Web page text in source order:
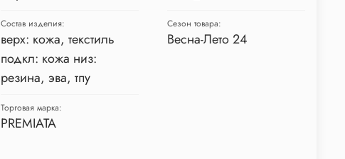
Состав изделия:
верх: кожа, текстиль
подкл: кожа низ:
резина, эва, тпу
Сезон товара:
Весна-Лето 24
Торговая марка:
PREMIATA